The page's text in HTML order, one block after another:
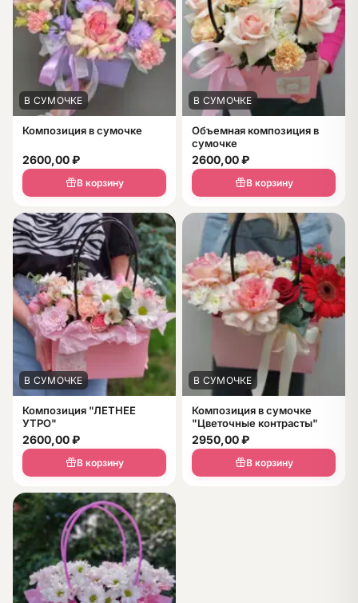
В СУМОЧКЕ
Композиция в сумочке
2600,00₽
В корзину
В СУМОЧКЕ
Объемная композиция в
сумочке
2600,00₽
В корзину
В СУМОЧКЕ
Композиция "ЛЕТНЕЕ
УТРО"
2600,00₽
В корзину
В СУМОЧКЕ
Композиция в сумочке
"Цветочные контрасты"
2950,00₽
В корзину